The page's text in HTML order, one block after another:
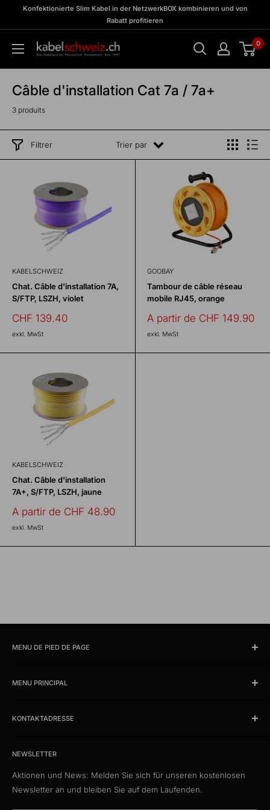
Passerzu
BOX
Konfektionierte Slim Kabel in der NetzwerkBOX kombinieren und von
Rabatt profitieren
kabelschweiz 0
Câble d'installation Cat 7a / 7a+
3 produits
Filtrer Trier par
KABELSCHWEIZ
Chat. Câble d'installation 7A,
S/FTP, LSZH, violet
Prix
CHF 139.40
exkl. MwSt
GOOBAY
Tambour de câble réseau
mobile RJ45, orange
Prix
réduit
A partir de CHF 149.90
exkl. MwSt
KABELSCHWEIZ
Chat. Câble d'installation
7A+, S/FTP, LSZH, jaune
Prix
réduit
A partir de CHF 48.90
exkl. MwSt
MENU DE PIED DE PAGE
Horaires et lieu d'ouverture
Conditions
Expédition
MENU PRINCIPAL
News
Exemples de catalogues
Patch de qualité
CustomCables
KONTAKTADRESSE
Das Kabelportal. Persönlich. Kompetent. Seit 1997.
NEWSLETTER
Aktionen und News: Melden Sie sich für unseren kostenlosen
Newsletter an und bleiben Sie auf dem Laufenden.